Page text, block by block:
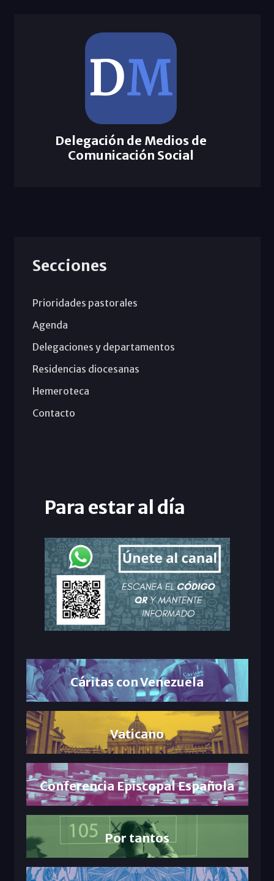
Delegación de Medios de
Comunicación Social
Secciones
Prioridades pastorales
Agenda
Delegaciones y departamentos
Residencias diocesanas
Hemeroteca
Contacto
Para estar al día
Cáritas con Venezuela
Vaticano
Conferencia Episcopal Española
Por tantos